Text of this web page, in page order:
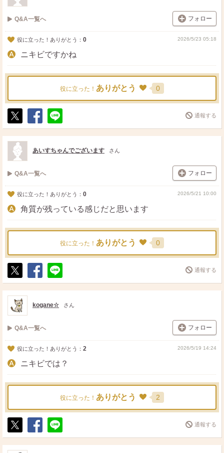
Q&A一覧へ フォロー
役に立った！ありがとう： 0 2026/5/23 05:18
ニキビですかね
役に立った！ ありがとう 0
ポ
ス
ト
シ
ェ
送
る
通報する
あいすちゃんでございます さん
Q&A一覧へ フォロー
役に立った！ありがとう： 0 2026/5/21 10:00
角質が残っている感じだと思います
役に立った！ ありがとう 0
ポ
ス
ト
シ
ェ
送
る
通報する
kogane☆ さん
Q&A一覧へ フォロー
役に立った！ありがとう： 2 2026/5/19 14:24
ニキビでは？
役に立った！ ありがとう 2
ポ
ス
シ
ェ
送
る
通報する